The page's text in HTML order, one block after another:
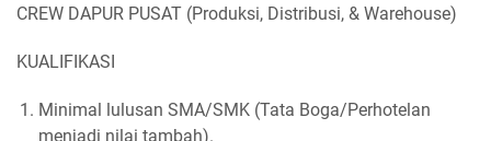
CREW DAPUR PUSAT (Produksi, Distribusi, & Warehouse)
KUALIFIKASI
Minimal lulusan SMA/SMK (Tata Boga/Perhotelan
menjadi nilai tambah).